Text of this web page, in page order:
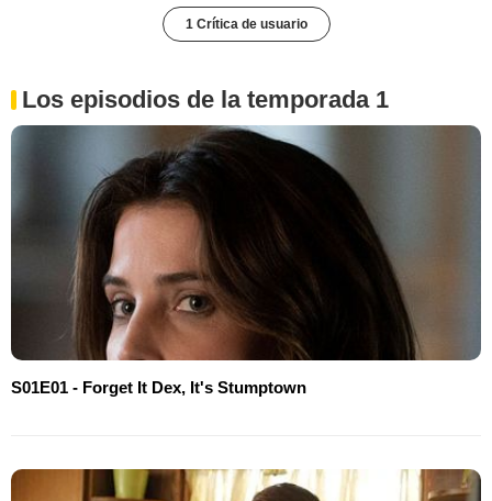
1 Crítica de usuario
Los episodios de la temporada 1
S01E01 - Forget It Dex, It's Stumptown